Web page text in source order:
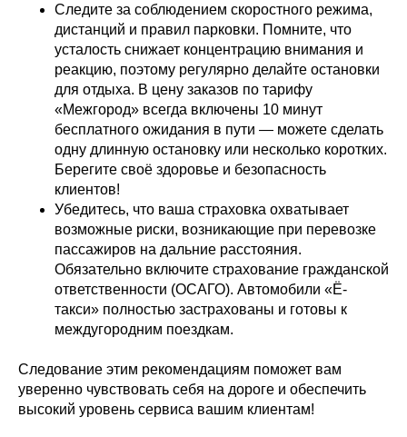
Следите за соблюдением скоростного режима,
дистанций и правил парковки. Помните, что
усталость снижает концентрацию внимания и
реакцию, поэтому регулярно делайте остановки
для отдыха. В цену заказов по тарифу
«Межгород» всегда включены 10 минут
бесплатного ожидания в пути — можете сделать
одну длинную остановку или несколько коротких.
Берегите своё здоровье и безопасность
клиентов!
Убедитесь, что ваша страховка охватывает
возможные риски, возникающие при перевозке
пассажиров на дальние расстояния.
Обязательно включите страхование гражданской
ответственности (ОСАГО). Автомобили «Ё-
такси» полностью застрахованы и готовы к
междугородним поездкам.
Следование этим рекомендациям поможет вам
уверенно чувствовать себя на дороге и обеспечить
высокий уровень сервиса вашим клиентам!